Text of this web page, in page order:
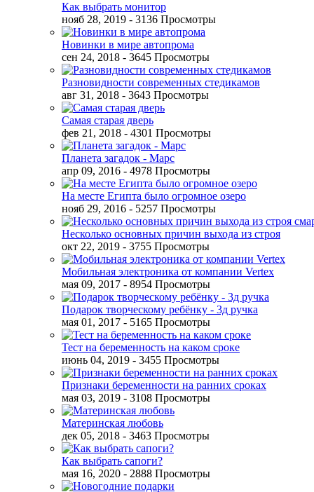
Как выбрать монитор
нояб 28, 2019 - 3136 Просмотры
Новинки в мире автопрома
сен 24, 2018 - 3645 Просмотры
Разновидности современных стедикамов
авг 31, 2018 - 3643 Просмотры
Самая старая дверь
фев 21, 2018 - 4301 Просмотры
Планета загадок - Марс
апр 09, 2016 - 4978 Просмотры
На месте Египта было огромное озеро
нояб 29, 2016 - 5257 Просмотры
Несколько основных причин выхода из строя
окт 22, 2019 - 3755 Просмотры
Мобильная электроника от компании Vertex
мая 09, 2017 - 8954 Просмотры
Подарок творческому ребёнку - 3д ручка
мая 01, 2017 - 5165 Просмотры
Тест на беременность на каком сроке
июнь 04, 2019 - 3455 Просмотры
Признаки беременности на ранних сроках
мая 03, 2019 - 3108 Просмотры
Материнская любовь
дек 05, 2018 - 3463 Просмотры
Как выбрать сапоги?
мая 16, 2020 - 2888 Просмотры